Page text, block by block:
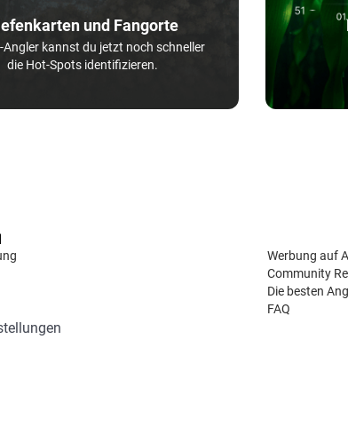
und Fangorte
Angler kannst du jetzt noch schneller
die Hot-Spots identifizieren.
Werbung auf
Community
Die besten
FAQ